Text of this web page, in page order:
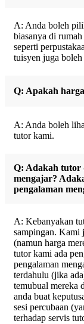
A: Anda boleh
biasanya di
seperti
tuisyen juga
Q: Apakah
A: Anda boleh
tutor kami.
Q: Adakah tutor
mengajar?
pengalaman
A: Kebanyakan
sampingan. Kami
(namun harga
tutor kami ada
pengalaman
terdahulu (jika
temubual mereka
anda buat
sesi percubaan
terhadap servis